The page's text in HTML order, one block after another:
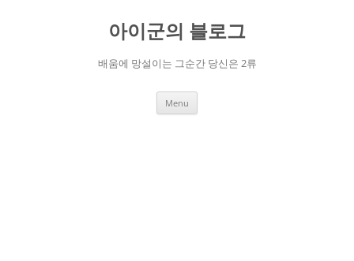
아이군의 블로그
배움에 망설이는 그순간 당신은 2류
Menu